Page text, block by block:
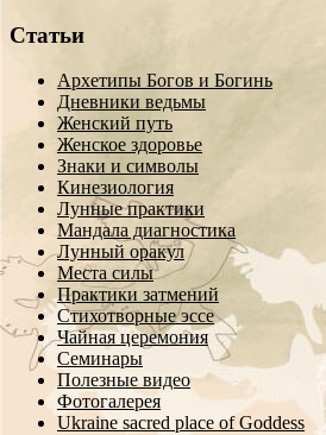
Статьи
Архетипы Богов и Богинь
Дневники ведьмы
Женский путь
Женское здоровье
Знаки и символы
Кинезиология
Лунные практики
Мандала диагностика
Лунный оракул
Места силы
Практики затмений
Стихотворные эссе
Чайная церемония
Семинары
Полезные видео
Фотогалерея
Ukraine sacred place of Goddess